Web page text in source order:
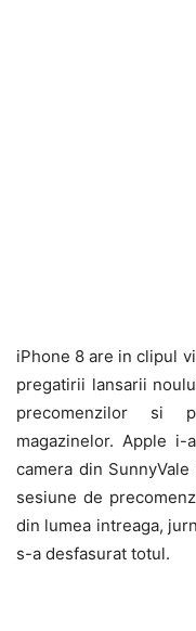
iPhone 8 are in clipul
pregatirii lansarii
precomenzilor si
magazinelor. Apple
camera din
sesiune de
din lumea intreaga,
s-a desfasurat totul.